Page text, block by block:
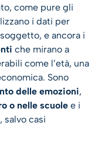
come pure gli
i dati per
e ancora i
che mirano a
come l’età, una
Sono
delle emozioni,
o nelle scuole e i
, salvo casi